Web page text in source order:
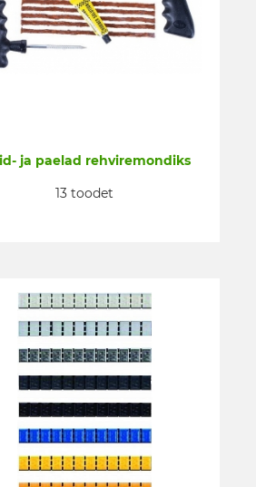
ja paelad rehviremondiks
13 toodet